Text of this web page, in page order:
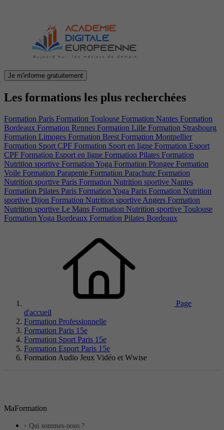
Je m'informe gratuitement
Les formations les plus recherchées
Formation Paris Formation Toulouse Formation Nantes Formation
Bordeaux Formation Rennes Formation Lille Formation Strasbourg
Formation Limoges Formation Brest Formation Montpellier
Formation Sport CPF Formation Sport en ligne Formation Esport
CPF Formation Esport en ligne Formation Pilates Formation
Nutrition sportive Formation Yoga Formation Plongee Formation
Voile Formation Parapente Formation Parachute Formation
Nutrition sportive Paris Formation Nutrition sportive Nantes
Formation Pilates Paris Formation Yoga Paris Formation Nutrition
sportive Dijon Formation Nutrition sportive Angers Formation
Nutrition sportive Le Mans Formation Nutrition sportive Toulouse
Formation Yoga Bordeaux Formation Pilates Bordeaux
Page
d'accueil
Formation Professionnelle
Formation Paris 15e
Formation Sport Paris 15e
Formation Esport Paris 15e
Formation Audio Jeux Vidéo et Wwise
MaFormation
Qui sommes-nous ?